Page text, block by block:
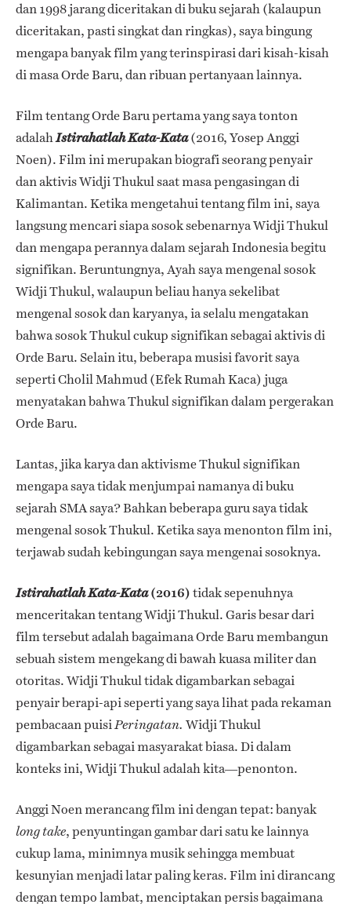
dan 1998 jarang diceritakan di buku sejarah (kalaupun
diceritakan, pasti singkat dan ringkas), saya bingung
mengapa banyak film yang terinspirasi dari kisah-kisah
di masa Orde Baru, dan ribuan pertanyaan lainnya.
Film tentang Orde Baru pertama yang saya tonton
adalahIstirahatlah Kata-Kata (2016, Yosep Anggi
Noen). Film ini merupakan biografi seorang penyair
dan aktivis Widji Thukul saat masa pengasingan di
Kalimantan. Ketika mengetahui tentang film ini, saya
langsung mencari siapa sosok sebenarnya Widji Thukul
dan mengapa perannya dalam sejarah Indonesia begitu
signifikan. Beruntungnya, Ayah saya mengenal sosok
Widji Thukul, walaupun beliau hanya sekelibat
mengenal sosok dan karyanya, ia selalu mengatakan
bahwa sosok Thukul cukup signifikan sebagai aktivis di
Orde Baru. Selain itu, beberapa musisi favorit saya
seperti Cholil Mahmud (Efek Rumah Kaca) juga
menyatakan bahwa Thukul signifikan dalam pergerakan
Orde Baru.
Lantas, jika karya dan aktivisme Thukul signifikan
mengapa saya tidak menjumpai namanya di buku
sejarah SMA saya? Bahkan beberapa guru saya tidak
mengenal sosok Thukul. Ketika saya menonton film ini,
terjawab sudah kebingungan saya mengenai sosoknya.
Istirahatlah Kata-Kata(2016)tidak sepenuhnya
menceritakan tentang Widji Thukul. Garis besar dari
film tersebut adalah bagaimana Orde Baru membangun
sebuah sistem mengekang di bawah kuasa militer dan
otoritas. Widji Thukul tidak digambarkan sebagai
penyair berapi-api seperti yang saya lihat pada rekaman
pembacaan puisiPeringatan. Widji Thukul
digambarkan sebagai masyarakat biasa. Di dalam
konteks ini, Widji Thukul adalah kita—penonton.
Anggi Noen merancang film ini dengan tepat: banyak
long take, penyuntingan gambar dari satu ke lainnya
cukup lama, minimnya musik sehingga membuat
kesunyian menjadi latar paling keras. Film ini dirancang
dengan tempo lambat, menciptakan persis bagaimana